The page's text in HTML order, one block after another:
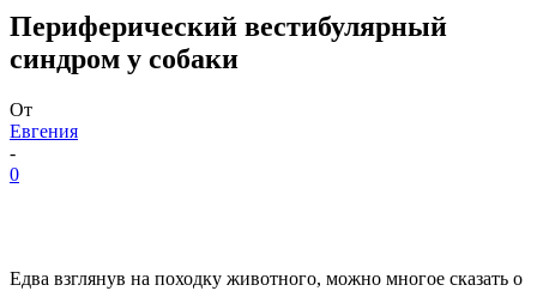
Периферический вестибулярный
синдром у собаки
От
Евгения
-
0
Едва взглянув на походку животного, можно многое сказать о